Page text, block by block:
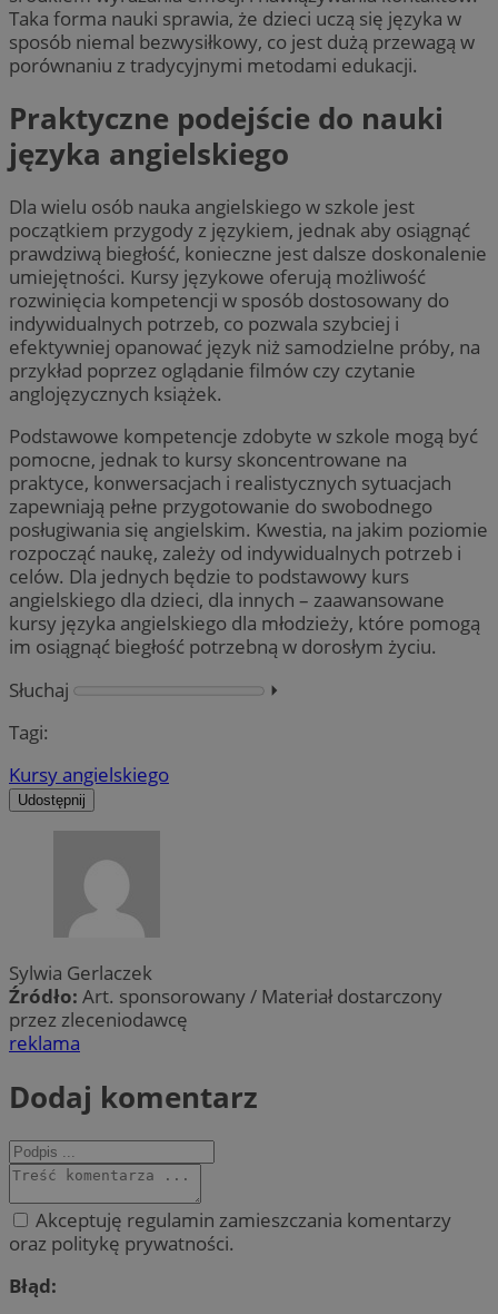
Taka forma nauki sprawia, że dzieci uczą się języka w
sposób niemal bezwysiłkowy, co jest dużą przewagą w
porównaniu z tradycyjnymi metodami edukacji.
Praktyczne podejście do nauki
języka angielskiego
Dla wielu osób nauka angielskiego w szkole jest
początkiem przygody z językiem, jednak aby osiągnąć
prawdziwą biegłość, konieczne jest dalsze doskonalenie
umiejętności. Kursy językowe oferują możliwość
rozwinięcia kompetencji w sposób dostosowany do
indywidualnych potrzeb, co pozwala szybciej i
efektywniej opanować język niż samodzielne próby, na
przykład poprzez oglądanie filmów czy czytanie
anglojęzycznych książek.
Podstawowe kompetencje zdobyte w szkole mogą być
pomocne, jednak to kursy skoncentrowane na
praktyce, konwersacjach i realistycznych sytuacjach
zapewniają pełne przygotowanie do swobodnego
posługiwania się angielskim. Kwestia, na jakim poziomie
rozpocząć naukę, zależy od indywidualnych potrzeb i
celów. Dla jednych będzie to podstawowy kurs
angielskiego dla dzieci, dla innych – zaawansowane
kursy języka angielskiego dla młodzieży, które pomogą
im osiągnąć biegłość potrzebną w dorosłym życiu.
Słuchaj
⏵︎
Tagi:
Kursy angielskiego
Udostępnij
Sylwia Gerlaczek
Źródło: Art. sponsorowany / Materiał dostarczony
przez zleceniodawcę
reklama
Dodaj komentarz
Akceptuję regulamin zamieszczania komentarzy
oraz politykę prywatności.
Błąd: